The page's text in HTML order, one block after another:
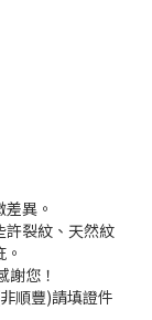
異。
許裂紋、天然紋
您！
順豐)請填證件